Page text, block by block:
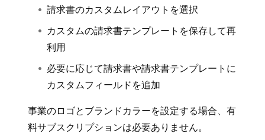
請求書のカスタムレイアウトを選択
カスタムの請求書テンプレートを保存して再
利用
必要に応じて請求書や請求書テンプレートに
カスタムフィールドを追加
事業のロゴとブランドカラーを設定する場合、有
料サブスクリプションは必要ありません。